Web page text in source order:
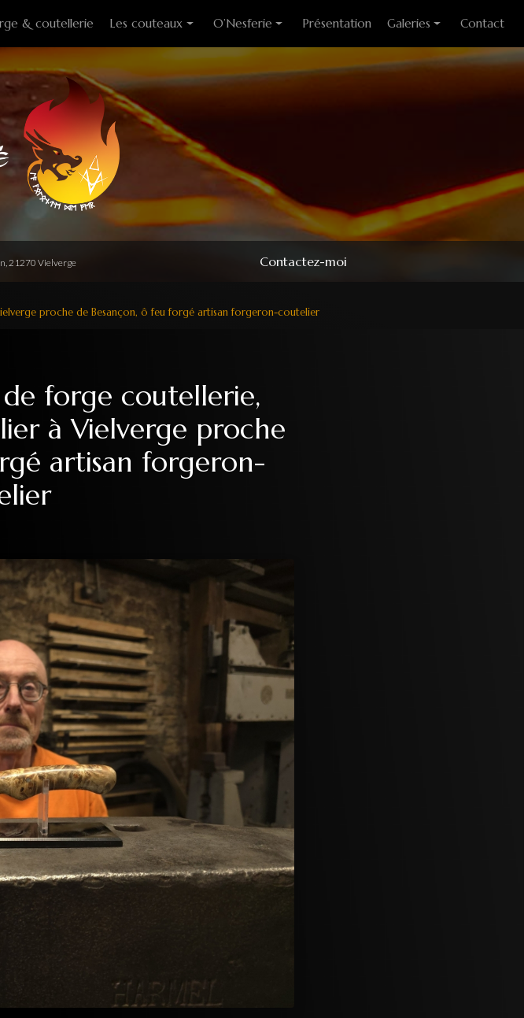
& coutellerie Les couteaux
Couteaux fixes
Couteaux pliants
Couteaux de cuisine
Couteaux de table
Couteaux à huitre
Tire-bouchons
Option
O’Nesferie
Encens Artisanal
Présentation Galeries
Photo des stages
Contact
21270 Vielverge Contactez-moi
proche de Besançon, ô feu forgé artisan forgeron-coutelier
forge coutellerie,
à Vielverge proche
artisan forgeron-